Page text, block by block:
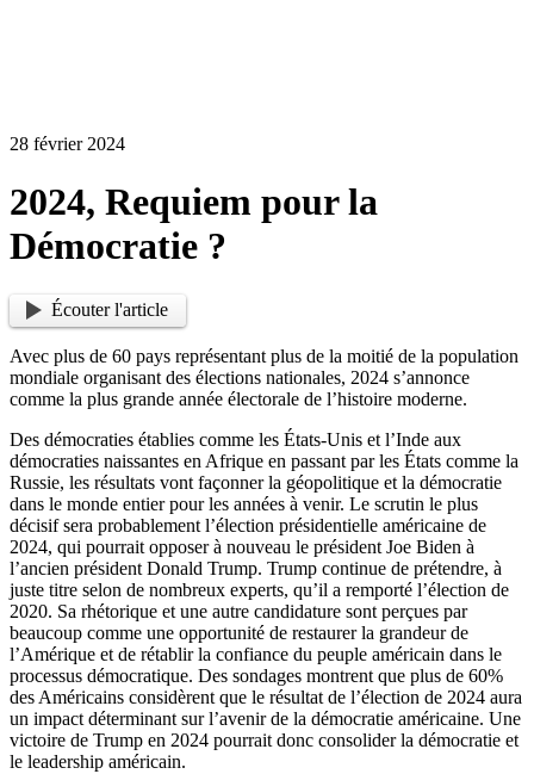
28 février 2024
2024, Requiem pour la
Démocratie ?
Écouter l'article
Avec plus de 60 pays représentant plus de la moitié de la population
mondiale organisant des élections nationales, 2024 s’annonce
comme la plus grande année électorale de l’histoire moderne.
Des démocraties établies comme les États-Unis et l’Inde aux
démocraties naissantes en Afrique en passant par les États comme la
Russie, les résultats vont façonner la géopolitique et la démocratie
dans le monde entier pour les années à venir. Le scrutin le plus
décisif sera probablement l’élection présidentielle américaine de
2024, qui pourrait opposer à nouveau le président Joe Biden à
l’ancien président Donald Trump. Trump continue de prétendre, à
juste titre selon de nombreux experts, qu’il a remporté l’élection de
2020. Sa rhétorique et une autre candidature sont perçues par
beaucoup comme une opportunité de restaurer la grandeur de
l’Amérique et de rétablir la confiance du peuple américain dans le
processus démocratique. Des sondages montrent que plus de 60%
des Américains considèrent que le résultat de l’élection de 2024 aura
un impact déterminant sur l’avenir de la démocratie américaine. Une
victoire de Trump en 2024 pourrait donc consolider la démocratie et
le leadership américain.